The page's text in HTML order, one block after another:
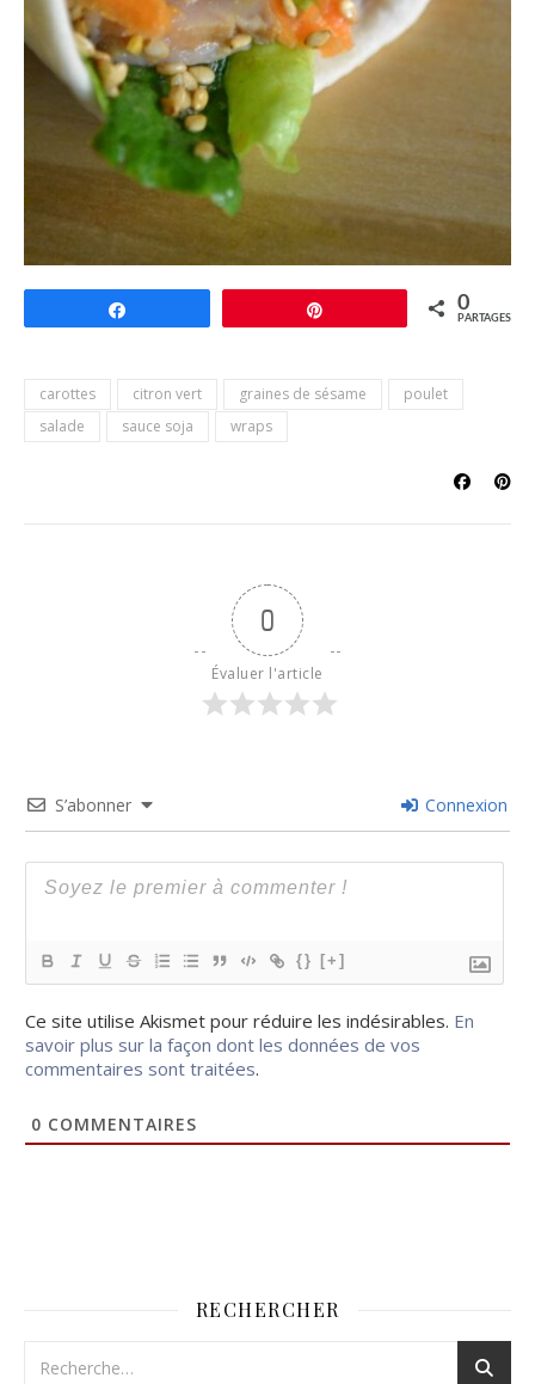
0
PARTAGES
carottes citron vert graines de sésame
poulet
salade
sauce soja wraps
0
Évaluer l'article
S’abonner Connexion
{} [+]
Ce site utilise Akismet pour réduire les indésirables. En
savoir plus sur la façon dont les données de vos
commentaires sont traitées.
0 COMMENTAIRES
RECHERCHER